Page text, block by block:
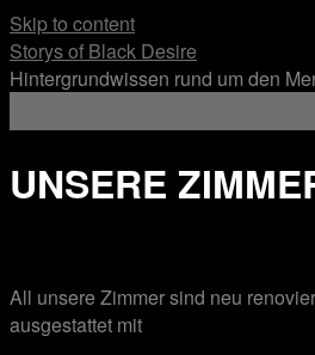
Skip to content
Storys of Black Desire
Hintergrundwissen rund um den
UNSERE
All unsere Zimmer sind neu
ausgestattet mit